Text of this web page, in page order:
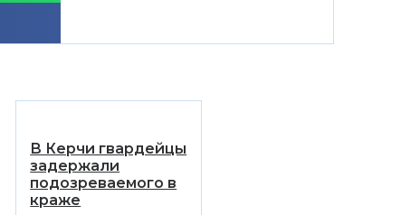
В Керчи гвардейцы
задержали
подозреваемого в
краже